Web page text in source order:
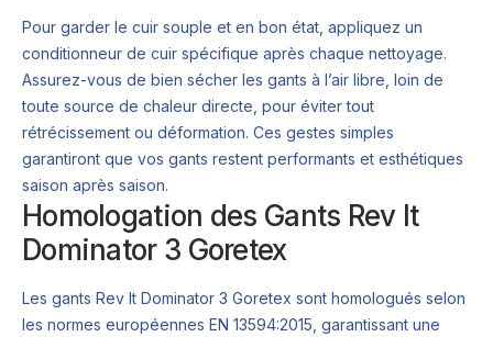
Pour garder le cuir souple et en bon état, appliquez un
conditionneur de cuir spécifique après chaque nettoyage.
Assurez-vous de bien sécher les gants à l’air libre, loin de
toute source de chaleur directe, pour éviter tout
rétrécissement ou déformation. Ces gestes simples
garantiront que vos gants restent performants et esthétiques
saison après saison.
Homologation des Gants Rev It
Dominator 3 Goretex
Les gants Rev It Dominator 3 Goretex sont homologués selon
les normes européennes EN 13594:2015, garantissant une